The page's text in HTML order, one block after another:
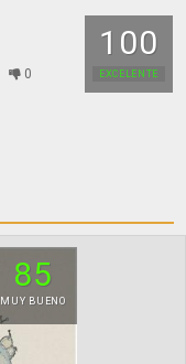
100
EXCELENTE
0
85
MUY BUENO